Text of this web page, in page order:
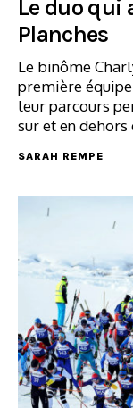
Le duo qui
Planches
Le binôme
première équipe
leur parcours
sur et en
SARAH REMPE